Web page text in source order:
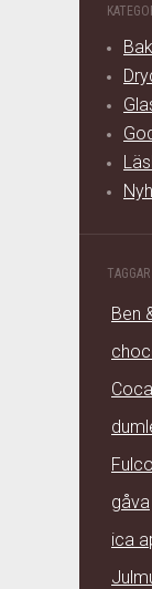
TAGGAR
Ben
gåva
ica